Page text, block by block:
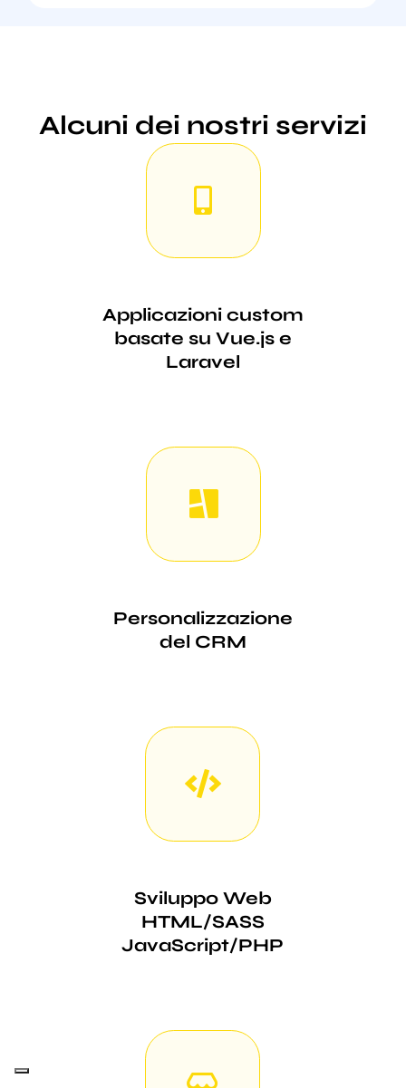
Alcuni dei nostri servizi
Applicazioni custom
basate su Vue.js e
Laravel
Personalizzazione
del CRM
Sviluppo Web
HTML/SASS
JavaScript/PHP